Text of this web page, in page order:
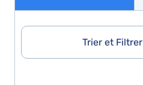
Trier et Filtrer